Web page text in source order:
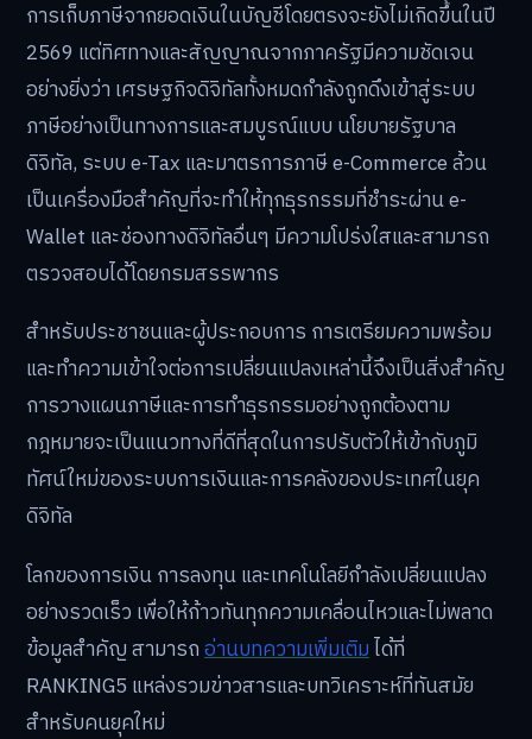
การเก็บภาษีจากยอดเงินในบัญชีโดยตรงจะยังไม่เกิดขึ้นในปี
2569 แต่ทิศทางและสัญญาณจากภาครัฐมีความชัดเจน
อย่างยิ่งว่า เศรษฐกิจดิจิทัลทั้งหมดกำลังถูกดึงเข้าสู่ระบบ
ภาษีอย่างเป็นทางการและสมบูรณ์แบบ นโยบายรัฐบาล
ดิจิทัล, ระบบ e-Tax และมาตรการภาษี e-Commerce ล้วน
เป็นเครื่องมือสำคัญที่จะทำให้ทุกธุรกรรมที่ชำระผ่าน e-
Wallet และช่องทางดิจิทัลอื่นๆ มีความโปร่งใสและสามารถ
ตรวจสอบได้โดยกรมสรรพากร
สำหรับประชาชนและผู้ประกอบการ การเตรียมความพร้อม
และทำความเข้าใจต่อการเปลี่ยนแปลงเหล่านี้จึงเป็นสิ่งสำคัญ
การวางแผนภาษีและการทำธุรกรรมอย่างถูกต้องตาม
กฎหมายจะเป็นแนวทางที่ดีที่สุดในการปรับตัวให้เข้ากับภูมิ
ทัศน์ใหม่ของระบบการเงินและการคลังของประเทศในยุค
ดิจิทัล
โลกของการเงิน การลงทุน และเทคโนโลยีกำลังเปลี่ยนแปลง
อย่างรวดเร็ว เพื่อให้ก้าวทันทุกความเคลื่อนไหวและไม่พลาด
ข้อมูลสำคัญ สามารถอ่านบทความเพิ่มเติมได้ที่
RANKING5 แหล่งรวมข่าวสารและบทวิเคราะห์ที่ทันสมัย
สำหรับคนยุคใหม่